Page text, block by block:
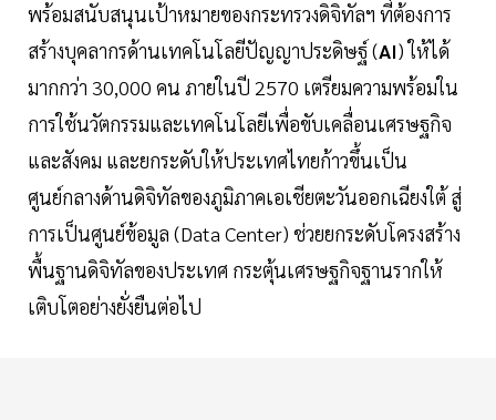
พร้อมสนับสนุนเป้าหมายของกระทรวงดิจิทัลฯ ที่ต้องการ
สร้างบุคลากรด้านเทคโนโลยีปัญญาประดิษฐ์ (AI) ให้ได้
มากกว่า 30,000 คน ภายในปี 2570 เตรียมความพร้อมใน
การใช้นวัตกรรมและเทคโนโลยีเพื่อขับเคลื่อนเศรษฐกิจ
และสังคม และยกระดับให้ประเทศไทยก้าวขึ้นเป็น
ศูนย์กลางด้านดิจิทัลของภูมิภาคเอเชียตะวันออกเฉียงใต้ สู่
การเป็นศูนย์ข้อมูล (Data Center) ช่วยยกระดับโครงสร้าง
พื้นฐานดิจิทัลของประเทศ กระตุ้นเศรษฐกิจฐานรากให้
เติบโตอย่างยั่งยืนต่อไป